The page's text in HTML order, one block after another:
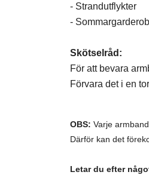
- Strandutflykter
-
Skötselråd:
För att bevara
Förvara det i en
OBS: Varje
Därför kan det
Letar du efter